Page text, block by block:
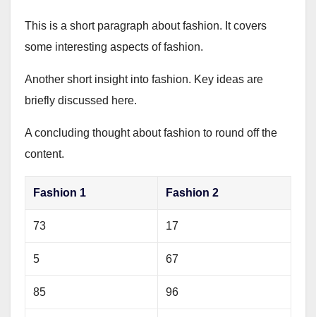
This is a short paragraph about fashion. It covers
some interesting aspects of fashion.
Another short insight into fashion. Key ideas are
briefly discussed here.
A concluding thought about fashion to round off the
content.
Fashion 1 Fashion 2
73 17
5 67
85 96